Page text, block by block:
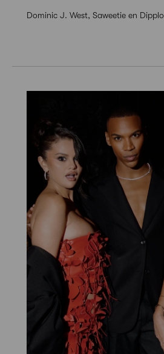
Dominic J. West, Saweetie en Dipplo